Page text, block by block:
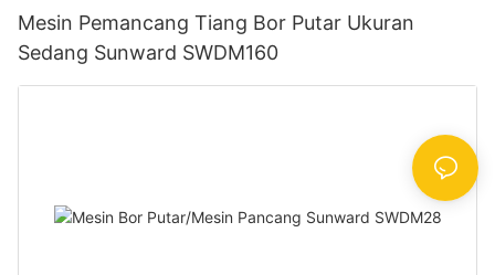
Mesin Pemancang Tiang Bor Putar Ukuran
Sedang Sunward SWDM160